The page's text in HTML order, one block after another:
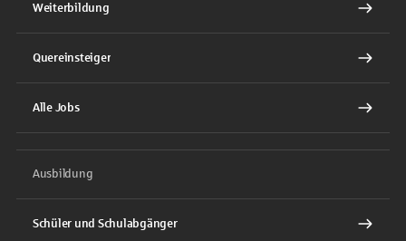
Weiterbildung
Quereinsteiger
Alle Jobs
Ausbildung
Schüler und Schulabgänger